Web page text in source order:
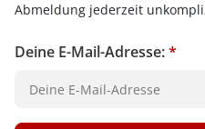
Abmeldung jederzeit
Deine E-Mail-Adresse:*